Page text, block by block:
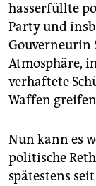
hasserfüllte
Party und
Gouverneurin
Atmosphäre,
verhaftete
Waffen
Nun kann es
politische
spätestens